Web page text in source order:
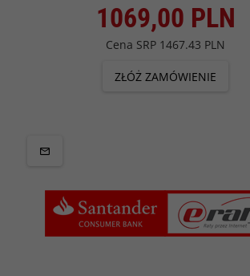
1069,00 PLN
Cena SRP 1467.43 PLN
ZŁÓŻ ZAMÓWIENIE